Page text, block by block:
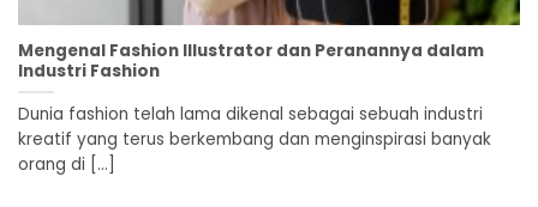
Mengenal Fashion Illustrator dan Peranannya dalam
Industri Fashion
Dunia fashion telah lama dikenal sebagai sebuah industri
kreatif yang terus berkembang dan menginspirasi banyak
orang di [...]